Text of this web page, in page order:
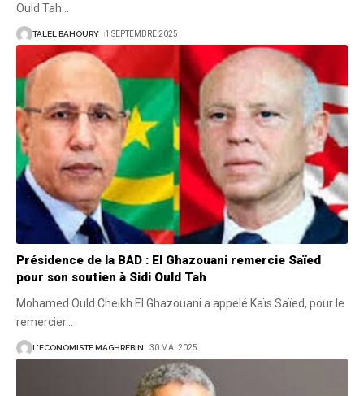
Ould Tah
TALEL BAHOURY 1 SEPTEMBRE 2025
Présidence de la BAD : El Ghazouani remercie Saïed
pour son soutien à Sidi Ould Tah
Mohamed Ould Cheikh El Ghazouani a appelé Kaïs Saïed, pour le
remercier…
L'ECONOMISTE MAGHRÉBIN 30 MAI 2025